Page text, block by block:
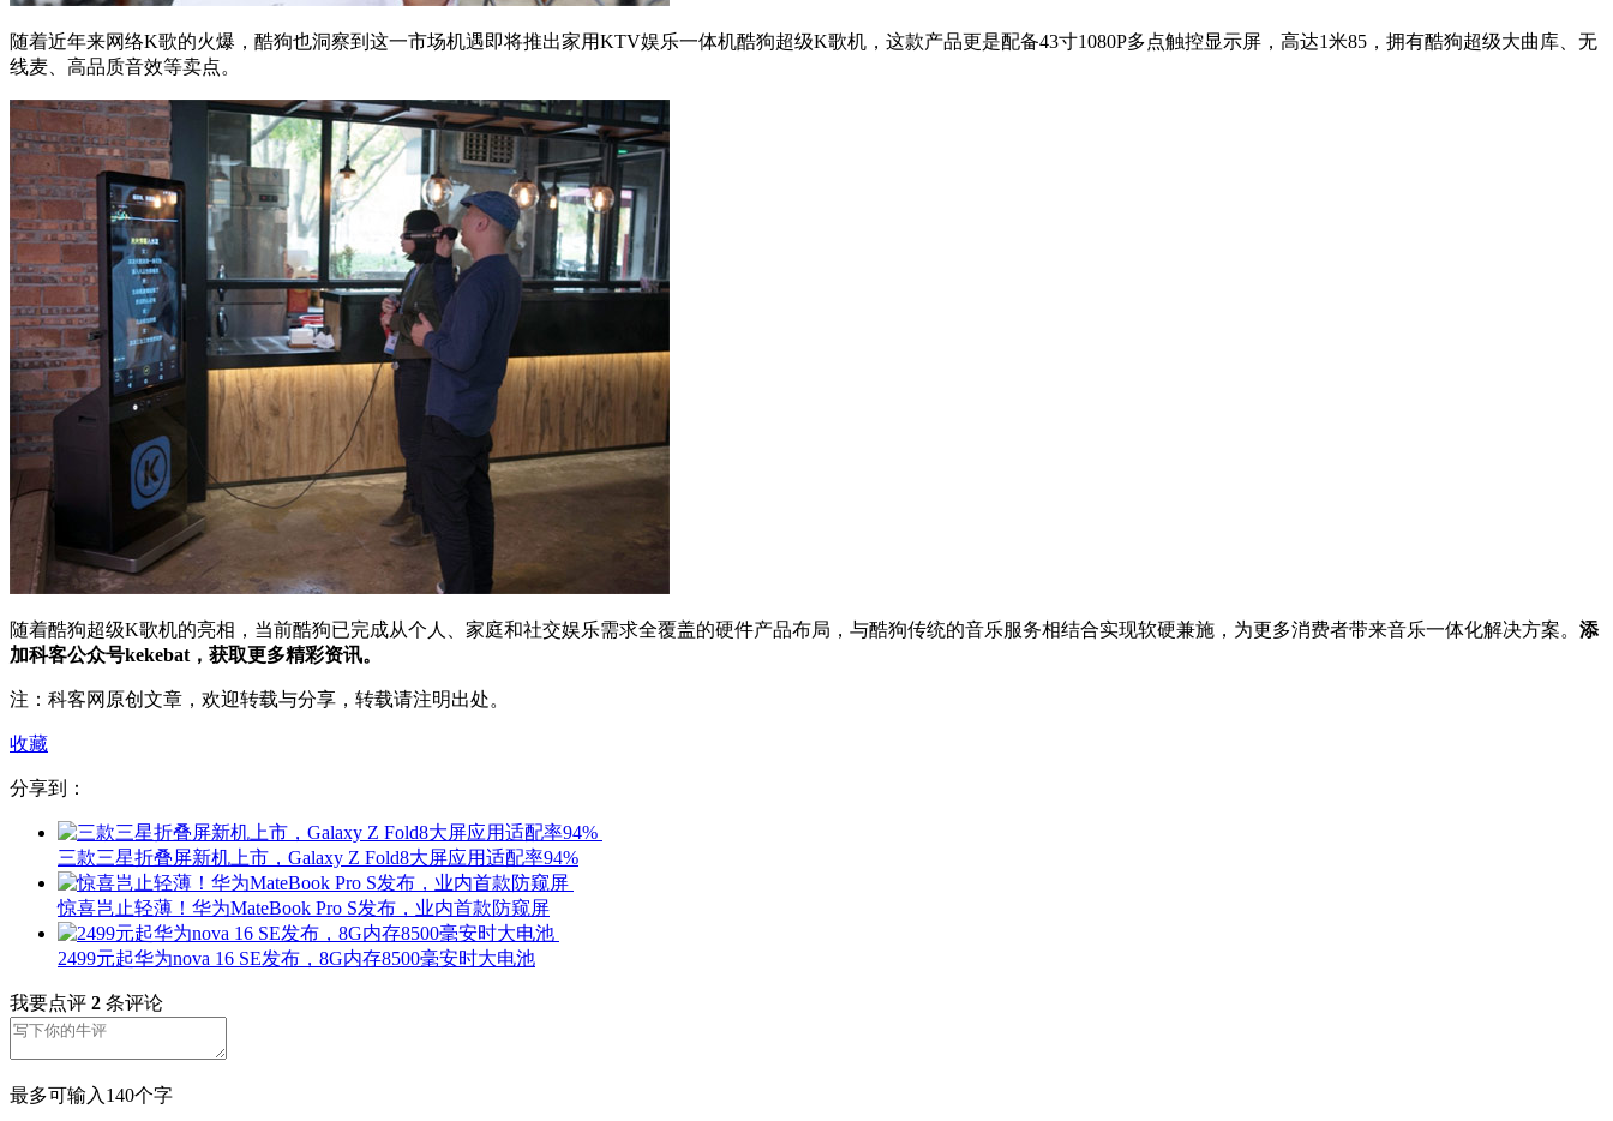
随着近年来网络K歌的火爆，酷狗也洞察到这一市场机遇即将推出家用KTV娱乐一体机酷狗超级K歌机，这款产品更是配备43寸1080P多点触控显示屏，高达1米85，拥有酷狗超级大曲库、无
线麦、高品质音效等卖点。
随着酷狗超级K歌机的亮相，当前酷狗已完成从个人、家庭和社交娱乐需求全覆盖的硬件产品布局，与酷狗传统的音乐服务相结合实现软硬兼施，为更多消费者带来音乐一体化解决方案。 添
加科客公众号kekebat，获取更多精彩资讯。
注：科客网原创文章，欢迎转载与分享，转载请注明出处。
收藏
分享到：
三款三星折叠屏新机上市，Galaxy Z Fold8大屏应用适配率94%
惊喜岂止轻薄！华为MateBook Pro S发布，业内首款防窥屏
2499元起华为nova 16 SE发布，8G内存8500毫安时大电池
我要点评 2 条评论
最多可输入140个字